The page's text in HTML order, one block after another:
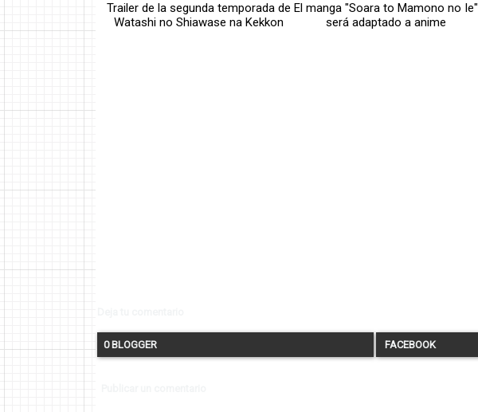
Trailer de la segunda temporada de
Watashi no Shiawase na Kekkon
El manga "Soara to Mamono no Ie"
será adaptado a anime
0 BLOGGER FACEBOOK